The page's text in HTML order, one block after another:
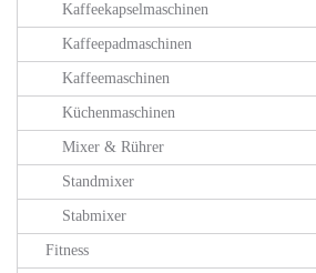
Kaffeekapselmaschinen
Kaffeepadmaschinen
Kaffeemaschinen
Küchenmaschinen
Mixer & Rührer
Standmixer
Stabmixer
Fitness